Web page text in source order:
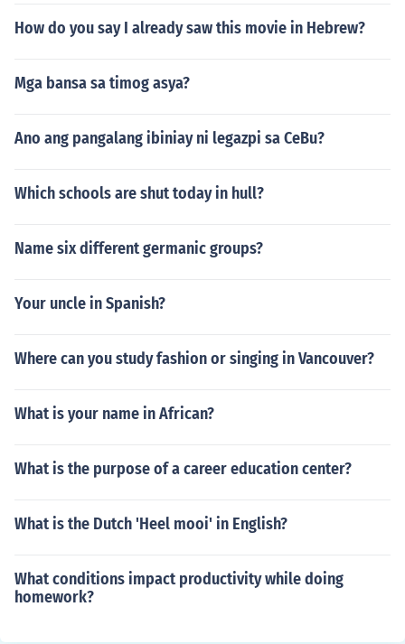
How do you say I already saw this movie in Hebrew?
Mga bansa sa timog asya?
Ano ang pangalang ibiniay ni legazpi sa CeBu?
Which schools are shut today in hull?
Name six different germanic groups?
Your uncle in Spanish?
Where can you study fashion or singing in Vancouver?
What is your name in African?
What is the purpose of a career education center?
What is the Dutch 'Heel mooi' in English?
What conditions impact productivity while doing
homework?